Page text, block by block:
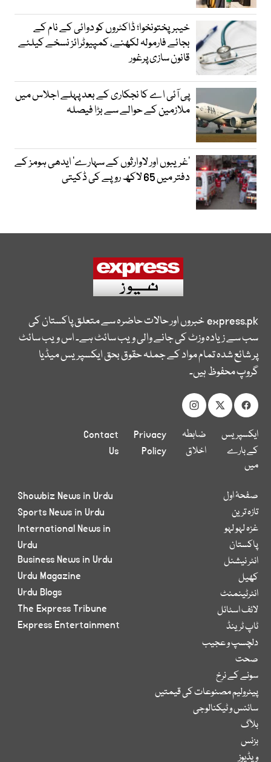
خیبرپختونخوا؛ ڈاکٹروں کو دوائی کے نام کے
بجائے فارمولہ لکھنے، کمپیوٹرائز نسخے کیلئے
قانون سازی پرغور
پی آئی اے کا نجکاری کے بعد پہلے اجلاس میں
ملازمین کے حوالے سے بڑا فیصلہ
’غریبوں اور لاوارثوں کے سہارے‘ ایدھی ہومز کے
دفتر میں 65 لاکھ روپے کی ڈکیتی
express.pkخبروں اور حالات حاضرہ سے متعلق پاکستان کی
سب سے زیادہ وزٹ کی جانے والی ویب سائٹ ہے۔ اس ویب سائٹ
پر شائع شدہ تمام مواد کے جملہ حقوق بحق ایکسپریس میڈیا
گروپ محفوظ ہیں۔
ایکسپریس
کے بارے
میں
ضابطہ
اخلاق
Privacy
Policy
Contact
Us
صفحۂ اول
تازہ ترین
غزہ لہو لہو
پاکستان
انٹر نیشنل
کھیل
انٹرٹینمنٹ
لائف اسٹائل
ٹاپ ٹرینڈ
دلچسپ و عجیب
صحت
سونے کے نرخ
پیٹرولیم مصنوعات کی قیمتیں
سائنس و ٹیکنالوجی
بلاگ
بزنس
ویڈیوز
Showbiz News in Urdu
Sports News in Urdu
International News in
Urdu
Business News in Urdu
Urdu Magazine
Urdu Blogs
The Express Tribune
Express Entertainment